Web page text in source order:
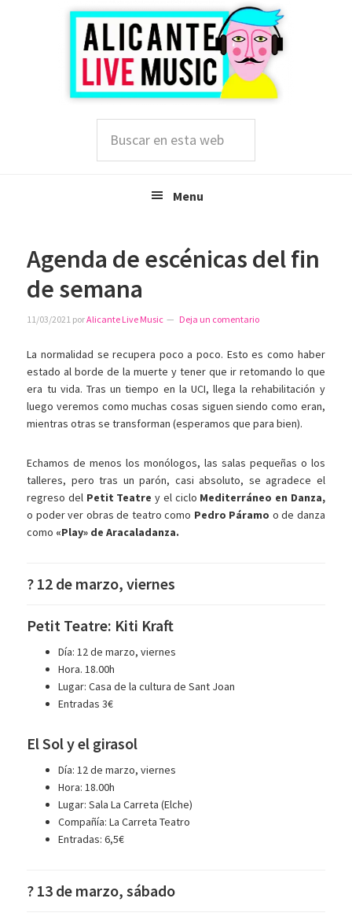
esta
Menu
Agenda de escénicas del fin
de semana
11/03/2021 porAlicante Live Music Deja un comentario
La normalidad se recupera poco a poco. Esto es como haber
estado al borde de la muerte y tener que ir retomando lo que
era tu vida. Tras un tiempo en la UCI, llega la rehabilitación y
luego veremos como muchas cosas siguen siendo como eran,
mientras otras se transforman (esperamos que para bien).
Echamos de menos los monólogos, las salas pequeñas o los
talleres, pero tras un parón, casi absoluto, se agradece el
regreso del Petit Teatre y el ciclo Mediterráneo en Danza,
o poder ver obras de teatro como Pedro Páramo o de danza
como «Play» de Aracaladanza.
? 12 de marzo, viernes
Petit Teatre: Kiti Kraft
Día: 12 de marzo, viernes
Hora. 18.00h
Lugar: Casa de la cultura de Sant Joan
Entradas 3€
El Sol y el girasol
Día: 12 de marzo, viernes
Hora: 18.00h
Lugar: Sala La Carreta (Elche)
Compañía: La Carreta Teatro
Entradas: 6,5€
? 13 de marzo, sábado